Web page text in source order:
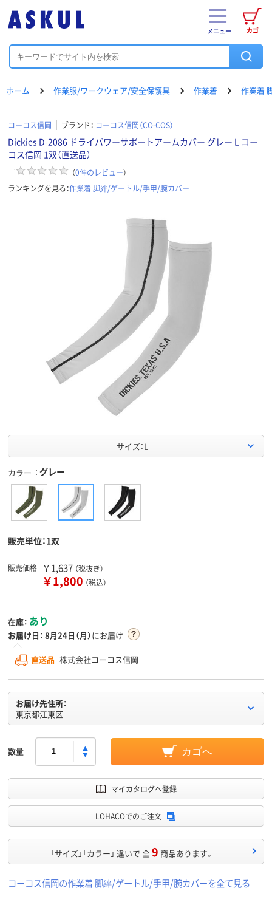
カゴ
メニュー
ホーム 作業服/ワークウェア/安全保護具 作業着 作業着
コーコス信岡 ブランド： コーコス信岡（CO-COS）
Dickies D-2086 ドライパワーサポートアームカバー グレー L コー
コス信岡 1双（直送品）
（0件のレビュー）
ランキングを見る：作業着 脚絆/ゲートル/手甲/腕カバー
サイズ：L
カラー グレー
販売単位：1双
販売価格 ￥1,637 （税抜き）
￥1,800 （税込）
在庫： あり
お届け日： 8月24日（月）にお届け
直送品 株式会社コーコス信岡
お届け先住所：
東京都江東区
数量 カゴへ
マイカタログへ登録
LOHACOでのご注文
「サイズ」「カラー」 違いで 全9 商品あります。
コーコス信岡の作業着 脚絆/ゲートル/手甲/腕カバーを全て見る